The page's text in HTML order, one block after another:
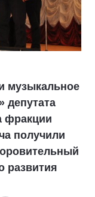
музыкальное
депутата
фракции
получили
развития